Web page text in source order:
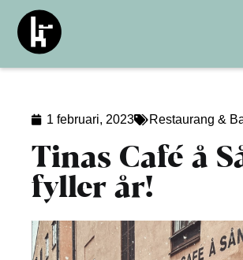
1 februari, 2023 Restaurang &
Tinas Café å
fyller år!